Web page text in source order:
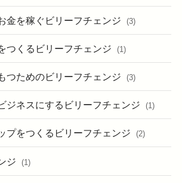
金を稼ぐビリーフチェンジ (3)
つくるビリーフチェンジ (1)
つためのビリーフチェンジ (3)
ジネスにするビリーフチェンジ (1)
プをつくるビリーフチェンジ (2)
ジ (1)